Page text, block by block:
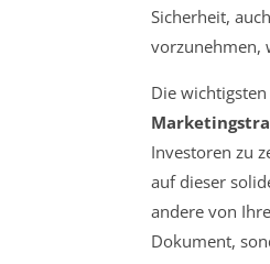
Sicherheit,
vorzunehmen,
Die
Investoren zu
auf dieser
andere von
Dokument,